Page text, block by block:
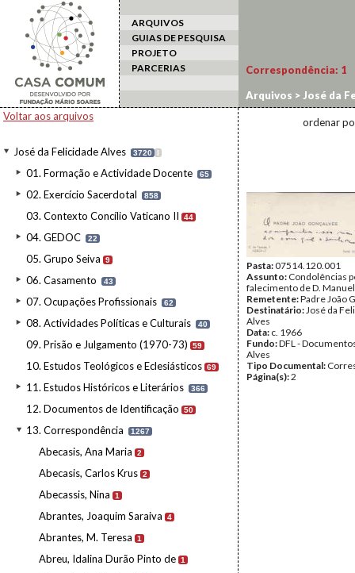
ARQUIVOS
GUIAS DE PESQUISA
PROJETO
PARCERIAS
Voltar aos arquivos
José da Felicidade Alves 3720 I
01. Formação e Actividade Docente 65
02. Exercício Sacerdotal 858
03. Contexto Concílio Vaticano II 44
04. GEDOC 22
05. Grupo Seiva 9
06. Casamento 43
07. Ocupações Profissionais 62
08. Actividades Políticas e Culturais 40
09. Prisão e Julgamento (1970-73) 59
10. Estudos Teológicos e Eclesiásticos 69
11. Estudos Históricos e Literários 366
12. Documentos de Identificação 50
13. Correspondência 1267
Abecasis, Ana Maria 2
Abecasis, Carlos Krus 2
Abecassis, Nina 1
Abrantes, Joaquim Saraiva 4
Abrantes, M. Teresa 1
Abreu, Idalina Durão Pinto de 1
Correspondência: 1
Arquivos > José da
ordenar
Pasta:07514.120.001
Assunto: Condolências
falecimento de D.
Remetente:Padre João
Destinatário:José da
Alves
Data: c. 1966
Fundo:DFL -
Alves
Tipo Documental:
Página(s):2